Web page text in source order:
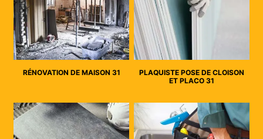
RÉNOVATION DE MAISON 31
PLAQUISTE POSE DE CLOISON
ET PLACO 31